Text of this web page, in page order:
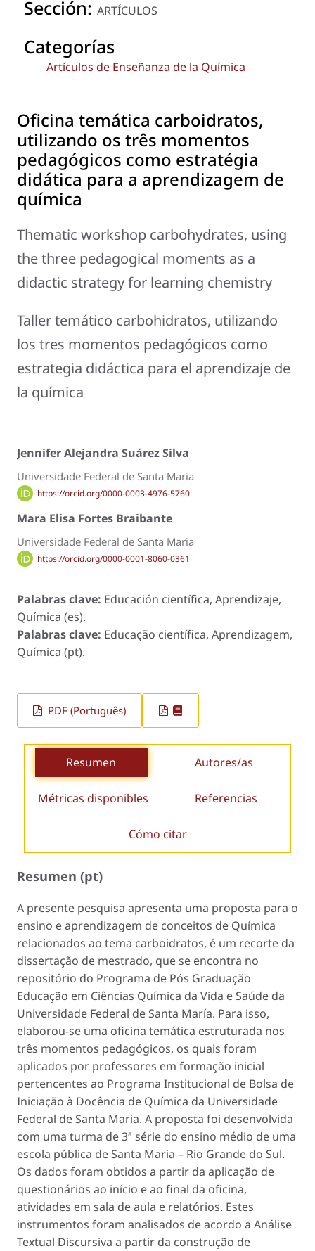
Sección: ARTÍCULOS
Categorías
Artículos de Enseñanza de la Química
Oficina temática carboidratos,
utilizando os três momentos
pedagógicos como estratégia
didática para a aprendizagem de
química
Thematic workshop carbohydrates, using
the three pedagogical moments as a
didactic strategy for learning chemistry
Taller temático carbohidratos, utilizando
los tres momentos pedagógicos como
estrategia didáctica para el aprendizaje de
la química
Jennifer Alejandra Suárez Silva
Universidade Federal de Santa Maria
https://orcid.org/0000-0003-4976-5760
Mara Elisa Fortes Braibante
Universidade Federal de Santa Maria
https://orcid.org/0000-0001-8060-0361
Palabras clave: Educación científica, Aprendizaje,
Química (es).
Palabras clave: Educação científica, Aprendizagem,
Química (pt).
PDF (Português)
Resumen Autores/as
Métricas disponibles Referencias
Cómo citar
Resumen (pt)
A presente pesquisa apresenta uma proposta para o
ensino e aprendizagem de conceitos de Química
relacionados ao tema carboidratos, é um recorte da
dissertação de mestrado, que se encontra no
repositório do Programa de Pós Graduação
Educação em Ciências Química da Vida e Saúde da
Universidade Federal de Santa María. Para isso,
elaborou-se uma oficina temática estruturada nos
três momentos pedagógicos, os quais foram
aplicados por professores em formação inicial
pertencentes ao Programa Institucional de Bolsa de
Iniciação à Docência de Química da Universidade
Federal de Santa Maria. A proposta foi desenvolvida
com uma turma de 3ª série do ensino médio de uma
escola pública de Santa Maria – Rio Grande do Sul.
Os dados foram obtidos a partir da aplicação de
questionários ao início e ao final da oficina,
atividades em sala de aula e relatórios. Estes
instrumentos foram analisados de acordo a Análise
Textual Discursiva a partir da construção de